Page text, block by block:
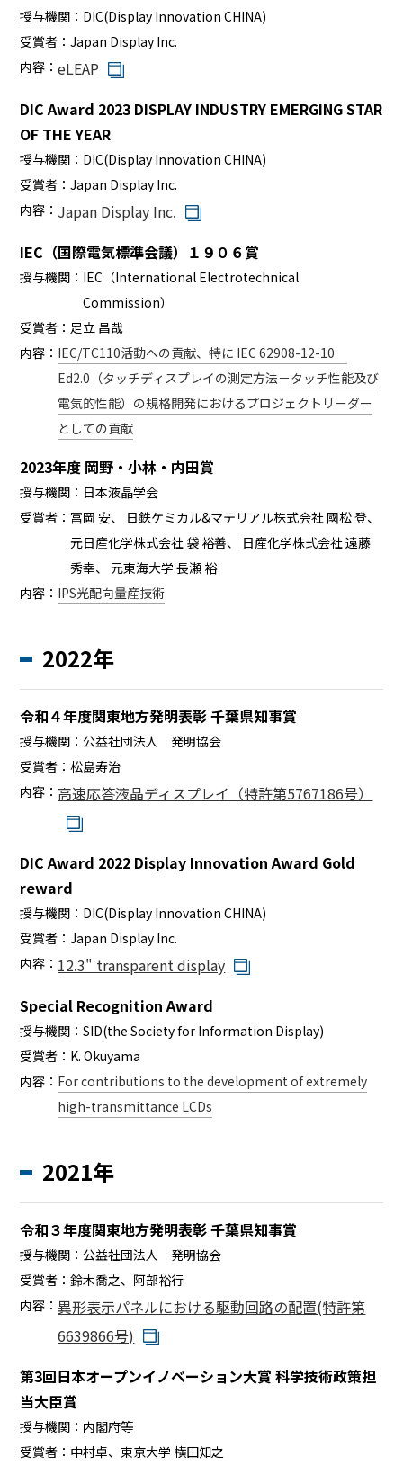
授与機関： DIC(Display Innovation CHINA)
受賞者：Japan Display Inc.
内容：eLEAP
DIC Award 2023 DISPLAY INDUSTRY EMERGING STAR
OF THE YEAR
授与機関： DIC(Display Innovation CHINA)
受賞者：Japan Display Inc.
内容： Japan Display Inc.
IEC（国際電気標準会議）１９０６賞
授与機関： IEC（International Electrotechnical
Commission）
受賞者： 足立 昌哉
内容： IEC/TC110活動への貢献、特に IEC 62908-12-10
Ed2.0（タッチディスプレイの測定方法－タッチ性能及び
電気的性能）の規格開発におけるプロジェクトリーダー
としての貢献
2023年度 岡野・小林・内田賞
授与機関： 日本液晶学会
受賞者： 冨岡 安、 日鉄ケミカル&マテリアル株式会社 國松 登、
元日産化学株式会社 袋 裕善、 日産化学株式会社 遠藤
秀幸、 元東海大学 長瀬 裕
内容： IPS光配向量産技術
2022年
令和４年度関東地方発明表彰 千葉県知事賞
授与機関： 公益社団法人 発明協会
受賞者：松島寿治
内容：高速応答液晶ディスプレイ（特許第5767186号）
DIC Award 2022 Display Innovation Award Gold
reward
授与機関： DIC(Display Innovation CHINA)
受賞者：Japan Display Inc.
内容： 12.3" transparent display
Special Recognition Award
授与機関：SID(the Society for Information Display)
受賞者： K. Okuyama
内容： For contributions to the development of extremely
high-transmittance LCDs
2021年
令和３年度関東地方発明表彰 千葉県知事賞
授与機関： 公益社団法人 発明協会
受賞者：鈴木喬之、阿部裕行
内容： 異形表示パネルにおける駆動回路の配置(特許第
6639866号)
第3回日本オープンイノベーション大賞 科学技術政策担
当大臣賞
授与機関： 内閣府等
受賞者： 中村卓、東京大学 横田知之